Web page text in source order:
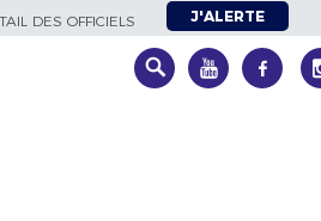
DES OFFICIELS J'ALERTE